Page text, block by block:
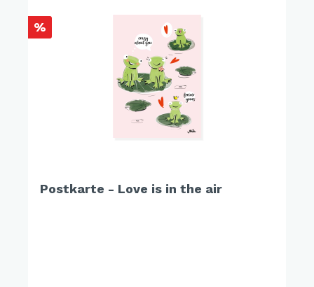
%
Postkarte - Love is in the air